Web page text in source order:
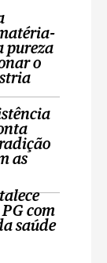
pureza
o
as
com
saúde